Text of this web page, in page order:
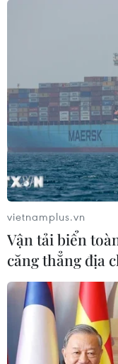
vietnamplus.vn
Vận tải biển
căng thẳng địa